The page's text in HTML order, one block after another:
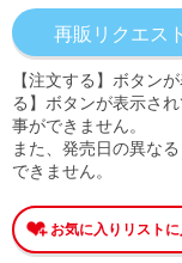
【注文する】ボタン
る】ボタンが表示さ
事ができません。
また、発売日の異な
できません。